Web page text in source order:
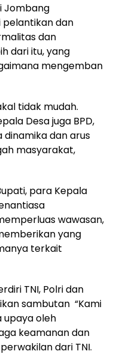
Jombang
pelantikan dan
dan
dari itu, yang
mengemban
tidak mudah.
Desa juga BPD,
dinamika dan arus
masyarakat,
para Kepala
wawasan,
yang
terkait
TNI, Polri dan
sambutan “Kami
upaya oleh
keamanan dan
dari TNI.